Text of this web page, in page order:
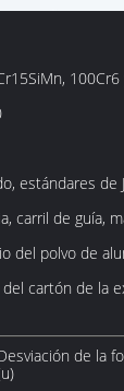
estándares de
carril de guía,
del polvo de
cartón de
de la